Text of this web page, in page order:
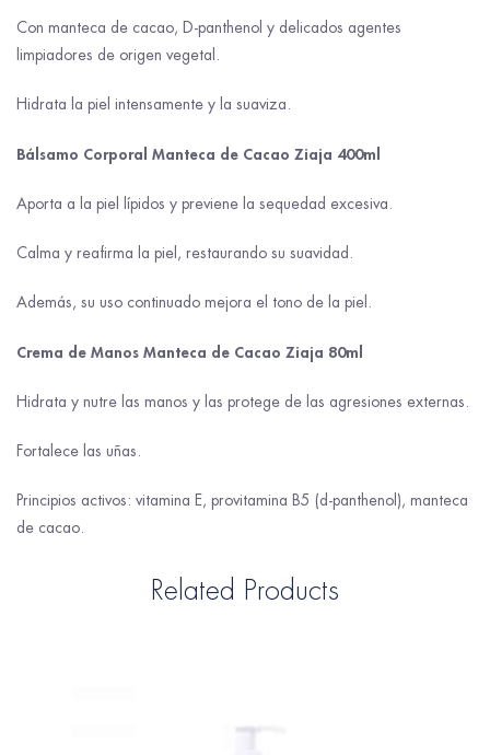
Con manteca de cacao, D-panthenol y delicados agentes
limpiadores de origen vegetal.
Hidrata la piel intensamente y la suaviza.
Bálsamo Corporal Manteca de Cacao Ziaja 400ml
Aporta a la piel lípidos y previene la sequedad excesiva.
Calma y reafirma la piel, restaurando su suavidad.
Además, su uso continuado mejora el tono de la piel.
Crema de Manos Manteca de Cacao Ziaja 80ml
Hidrata y nutre las manos y las protege de las agresiones externas.
Fortalece las uñas.
Principios activos: vitamina E, provitamina B5 (d-panthenol), manteca
de cacao.
Related Products